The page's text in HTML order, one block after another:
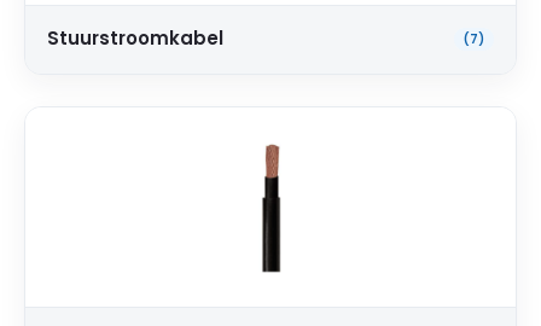
Stuurstroomkabel (7)